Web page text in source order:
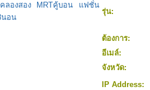
ลองสอง MRTคู้บอน แฟชั่น
นอน
รุ่น:
ต้องการ:
อีเมล์:
จังหวัด:
IP Address: